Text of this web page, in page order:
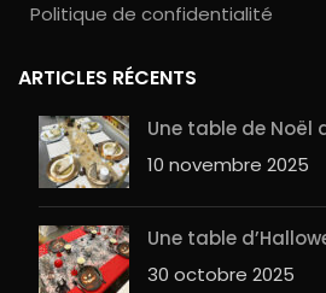
Politique de confidentialité
ARTICLES RÉCENTS
Une table de Noël
10 novembre 2025
Une table
30 octobre 2025